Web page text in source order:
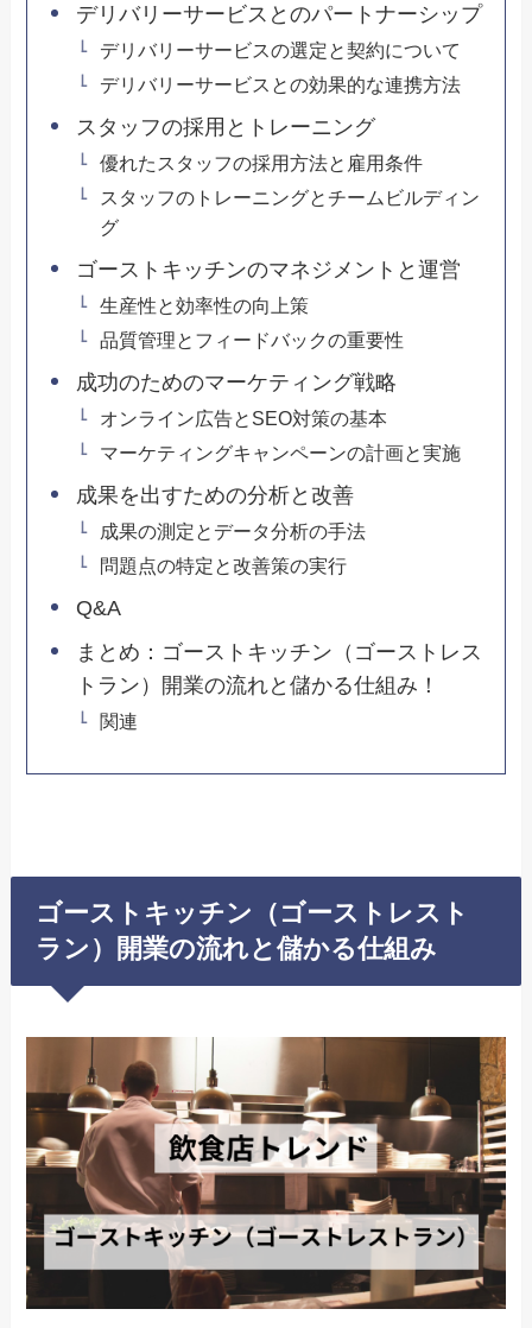
デリバリーサービスとのパートナーシップ
デリバリーサービスの選定と契約について
デリバリーサービスとの効果的な連携方法
スタッフの採用とトレーニング
優れたスタッフの採用方法と雇用条件
スタッフのトレーニングとチームビルディン
グ
ゴーストキッチンのマネジメントと運営
生産性と効率性の向上策
品質管理とフィードバックの重要性
成功のためのマーケティング戦略
オンライン広告とSEO対策の基本
マーケティングキャンペーンの計画と実施
成果を出すための分析と改善
成果の測定とデータ分析の手法
問題点の特定と改善策の実行
Q&A
まとめ：ゴーストキッチン（ゴーストレス
トラン）開業の流れと儲かる仕組み！
関連
ゴーストキッチン（ゴーストレスト
ラン）開業の流れと儲かる仕組み